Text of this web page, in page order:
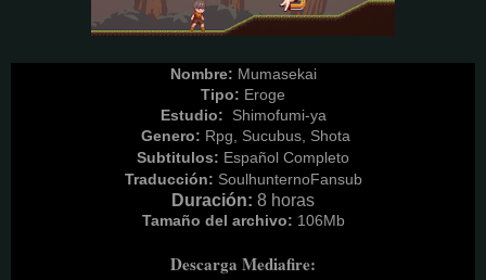
Nombre: Mumasekai
Tipo: Eroge
Estudio:
Shimofumi-ya
Genero: Rpg, Sucubus, Shota
Subtitulos: Español Completo
Traducción: SoulhunternoFansub
Duración: 8 horas
Tamaño del archivo: 106Mb
Descarga Mediafire: